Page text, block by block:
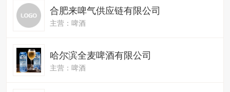
合肥来啤气供应链有限公司
主营：啤酒
哈尔滨全麦啤酒有限公司
主营：啤酒